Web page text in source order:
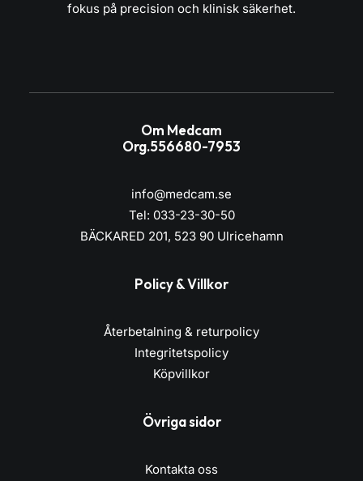
fokus på precision och klinisk säkerhet.
Om Medcam
Org.556680-7953
info@medcam.se
Tel: 033-23-30-50
BÄCKARED 201, 523 90 Ulricehamn
Policy & Villkor
Återbetalning & returpolicy
Integritetspolicy
Köpvillkor
Övriga sidor
Kontakta oss